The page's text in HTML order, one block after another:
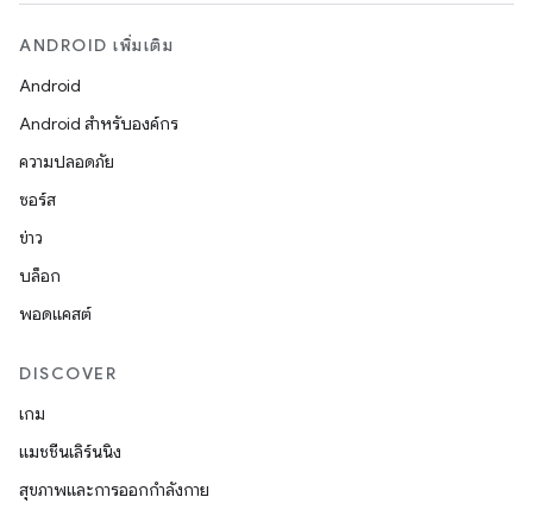
ANDROID เพิ่มเติม
Android
Android สำหรับองค์กร
ความปลอดภัย
ซอร์ส
ข่าว
บล็อก
พอดแคสต์
DISCOVER
เกม
แมชชีนเลิร์นนิง
สุขภาพและการออกกำลังกาย